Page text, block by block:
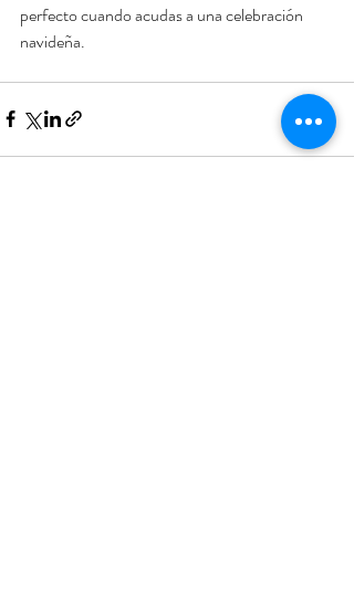
perfecto cuando acudas a una celebración
navideña.